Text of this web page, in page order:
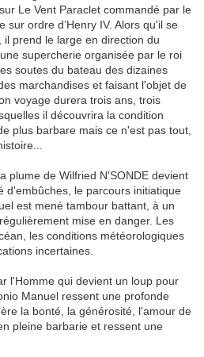
Le Vent Paraclet commandé par le
sur ordre d’Henry IV. Alors qu'il se
prend le large en direction du
supercherie organisée par le roi
soutes du bateau des dizaines
marchandises et faisant l'objet de
voyage durera trois ans, trois
il découvrira la condition
plus barbare mais ce n'est pas tout,
plume de Wilfried N'SONDE devient
d'embûches, le parcours initiatique
est mené tambour battant, à un
mise en danger. Les
les conditions météorologiques
incertaines.
l'Homme qui devient un loup pour
Manuel ressent une profonde
la bonté, la générosité, l'amour de
pleine barbarie et ressent une